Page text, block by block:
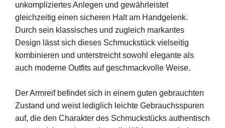
unkompliziertes Anlegen und gewährleistet
gleichzeitig einen sicheren Halt am Handgelenk.
Durch sein klassisches und zugleich markantes
Design lässt sich dieses Schmuckstück vielseitig
kombinieren und unterstreicht sowohl elegante als
auch moderne Outfits auf geschmackvolle Weise.
Der Armreif befindet sich in einem guten gebrauchten
Zustand und weist lediglich leichte Gebrauchsspuren
auf, die den Charakter des Schmuckstücks authentisch